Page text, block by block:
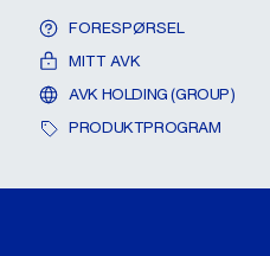
FORESPØRSEL
MITT AVK
AVK HOLDING (GROUP)
PRODUKTPROGRAM